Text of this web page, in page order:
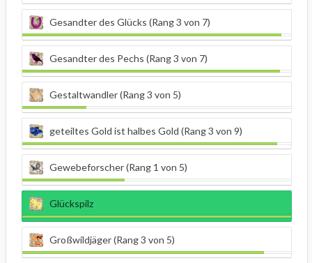
Gesandter des Glücks (Rang 3 von 7)
Gesandter des Pechs (Rang 3 von 7)
Gestaltwandler (Rang 3 von 5)
geteiltes Gold ist halbes Gold (Rang 3 von 9)
Gewebeforscher (Rang 1 von 5)
Glückspilz
Großwildjäger (Rang 3 von 5)